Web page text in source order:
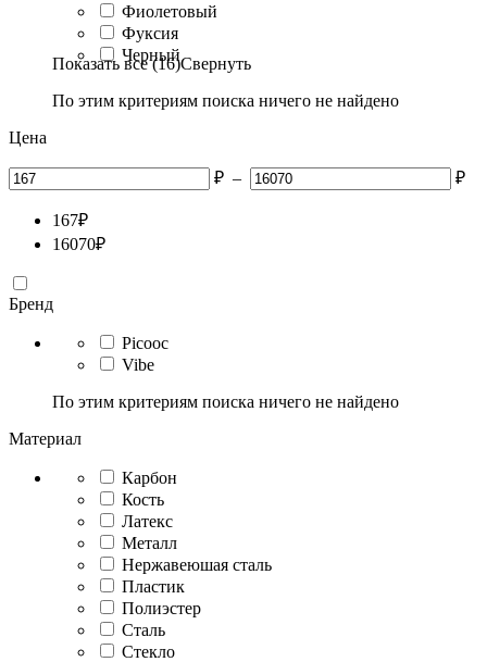
Фиолетовый
Фуксия
Черный
Показать все (16)Свернуть
По этим критериям поиска ничего не найдено
Цена
₽ – ₽
167₽
16070₽
Бренд
Picooc
Vibe
По этим критериям поиска ничего не найдено
Материал
Карбон
Кость
Латекс
Металл
Нержавеюшая сталь
Пластик
Полиэстер
Сталь
Стекло